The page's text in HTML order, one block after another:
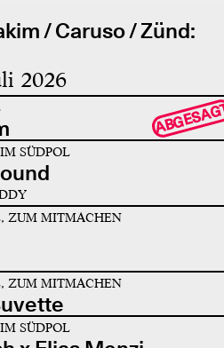
/ Caruso / Zünd:
2026
SÜDPOL
ZUM MITMACHEN
ZUM MITMACHEN
SÜDPOL